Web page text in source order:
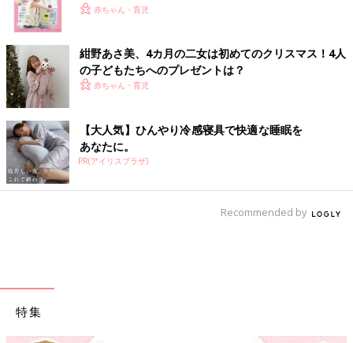
赤ちゃん・育児
紺野あさ美、4カ月の二女は初めてのクリスマス！4人
の子どもたちへのプレゼントは？
赤ちゃん・育児
【大人気】ひんやり冷感寝具で快適な睡眠を
あなたに。
PR(アイリスプラザ)
Recommended by
特集